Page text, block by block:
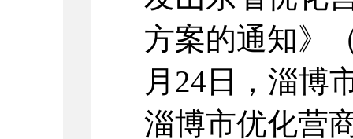
方案的通知》
月24日，淄博
淄博市优化营